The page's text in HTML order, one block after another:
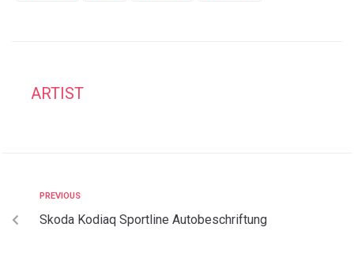
ARTIST
PREVIOUS
Skoda Kodiaq Sportline Autobeschriftung